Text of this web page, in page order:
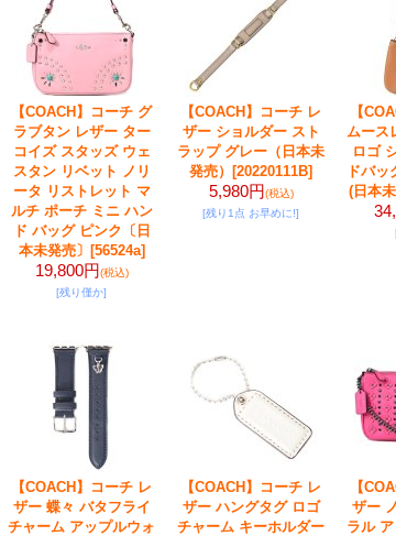
【COACH】コーチ グ
ラブタン レザー ター
コイズ スタッズ ウェ
スタン リベット ノリ
ータ リストレット マ
ルチ ポーチ ミニ ハン
ド バッグ ピンク〔日
本未発売〕 [56524a]
19,800円(税込)
[残り僅か]
【COACH】コーチ レ
ザー ショルダー スト
ラップ グレー（日本未
発売）
[20220111B]
5,980円(税込)
[残り1点 お早めに!]
【
ムース
ロゴ
ドバ
(日本未
【COACH】コーチ レ
ザー 蝶々 バタフライ
チャーム アップルウォ
【COACH】コーチ レ
ザー ハングタグ ロゴ
チャーム キーホルダー
【
ザー
ラル